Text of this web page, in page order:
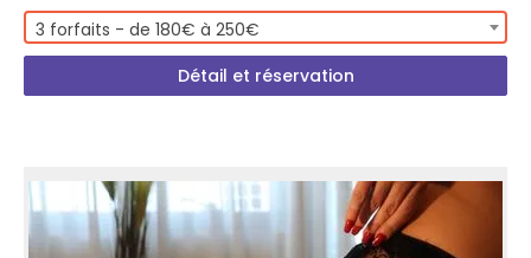
3 forfaits - de 180€ à 250€
Détail et réservation